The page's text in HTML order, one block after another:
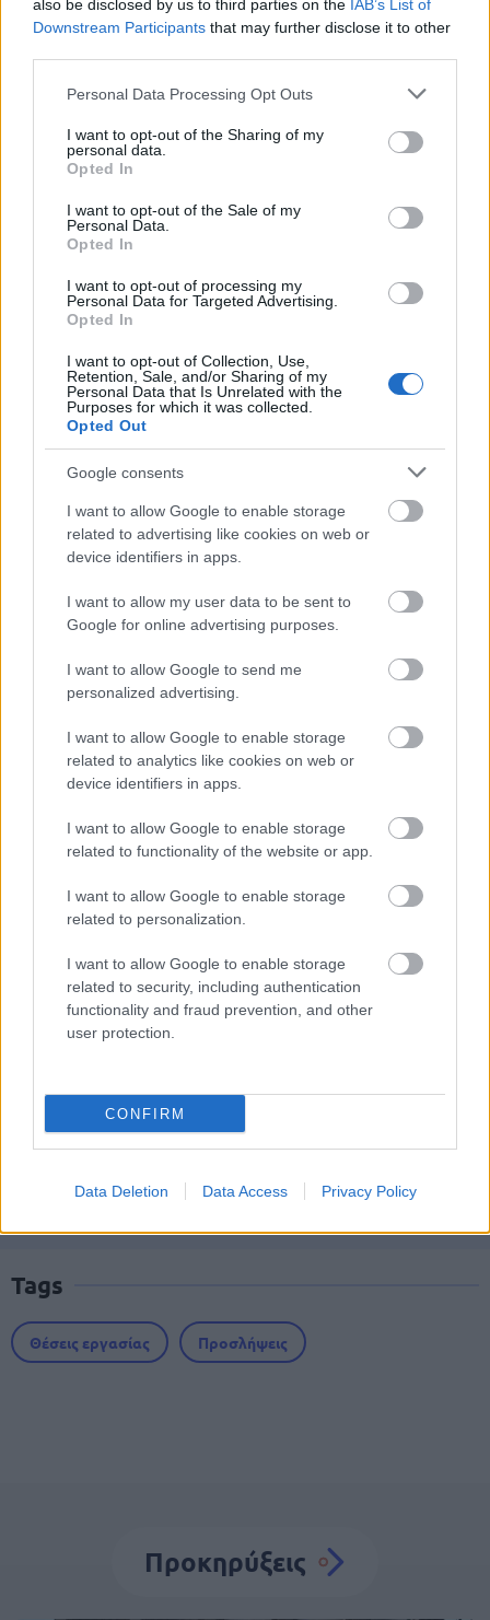
also be disclosed by us to third parties on the IAB’s List of
Downstream Participants that may further disclose it to other
Please note that this website/app uses one or more Google
not limited to your visit or usage behaviour. You may click to
grant or deny consent to Google and its third-party tags to
use your data for below specified purposes in below Google
consent section.
Personal Data Processing Opt Outs
I want to opt-out of the Sharing of my
personal data.
Opted In
I want to opt-out of the Sale of my
Personal Data.
Opted In
I want to opt-out of processing my
Personal Data for Targeted Advertising.
Opted In
I want to opt-out of Collection, Use,
Retention, Sale, and/or Sharing of my
Personal Data that Is Unrelated with the
Purposes for which it was collected.
Opted Out
Google consents
I want to allow Google to enable storage
related to advertising like cookies on web or
device identifiers in apps.
I want to allow my user data to be sent to
Google for online advertising purposes.
I want to allow Google to send me
personalized advertising.
I want to allow Google to enable storage
related to analytics like cookies on web or
device identifiers in apps.
I want to allow Google to enable storage
related to functionality of the website or app.
I want to allow Google to enable storage
related to personalization.
I want to allow Google to enable storage
related to security, including authentication
functionality and fraud prevention, and other
user protection.
CONFIRM
Data Deletion Data Access Privacy Policy
ΑΣΕΠ: Πιστοποίηση Αγγλικών σε
μόνο 2 ημέρες στα χέρια σας
ΑΣΕΠ: Εξ αποστάσεως η πιο Εύκολη
Πιστοποίηση Υπολογιστών σε 2
Μάθε πρώτος όλες τις σημαντικές
ειδήσεις.
Βάλε το proson.gr στα αποτελέσματα
αναζήτησης της Google
Δημοφιλείς Ειδήσεις
Μόνιμοι στο υπουργείο Εξωτερικών
Κατώτατος μισθός: Σενάριο για
αύξηση στα 1.000 ευρώ από το 2027
ΑΣΕΠ 6Κ/2026: 315 μόνιμοι στο
Δημόσιο - Στις 1.102 οι αιτήσεις
(στατιστικά)
ΑΣΕΠ - Προσλήψεις αναπληρωτών:
Βγαίνουν τα προσωρινά αποτελέσματα
Tags
Θέσεις εργασίας Προσλήψεις
Προκηρύξεις